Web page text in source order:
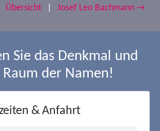
Übersicht Josef Leo Bachmann →
Sie das Denkmal und
Raum der Namen!
& Anfahrt